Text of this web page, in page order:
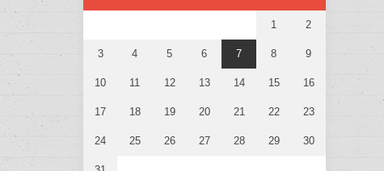
1 2
3 4 5 6 7 8 9
10 11 12 13 14 15 16
17 18 19 20 21 22 23
24 25 26 27 28 29 30